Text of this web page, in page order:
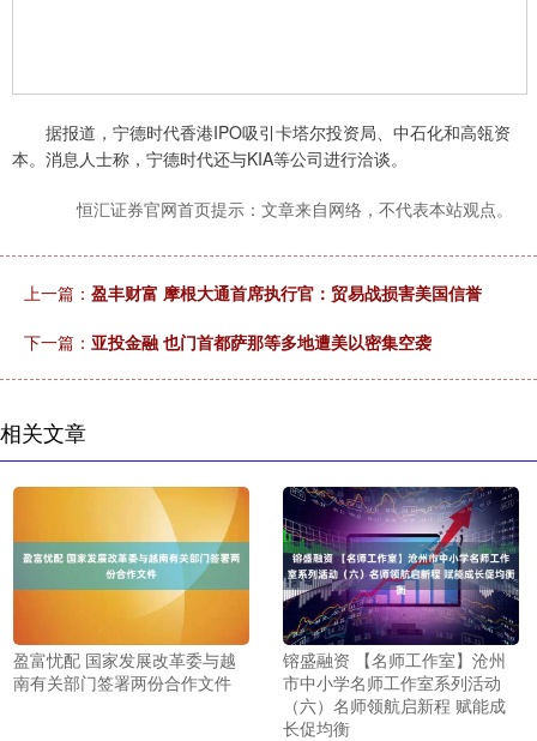
据报道，宁德时代香港IPO吸引卡塔尔投资局、中石化和高瓴资
本。消息人士称，宁德时代还与KIA等公司进行洽谈。
恒汇证券官网首页提示：文章来自网络，不代表本站观点。
上一篇： 盈丰财富 摩根大通首席执行官：贸易战损害美国信誉
下一篇： 亚投金融 也门首都萨那等多地遭美以密集空袭
相关文章
盈富忧配 国家发展改革委与越
南有关部门签署两份合作文件
镕盛融资 【名师工作室】沧州
市中小学名师工作室系列活动
（六）名师领航启新程 赋能成
长促均衡